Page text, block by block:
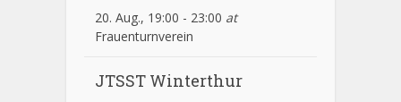
20. Aug., 19:00 - 23:00 at
Frauenturnverein
JTSST Winterthur